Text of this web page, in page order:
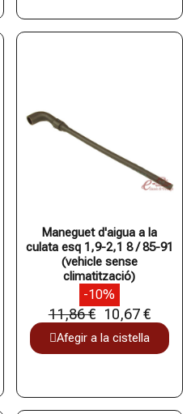
Maneguet d'aigua a la
culata esq 1,9-2,1 8 / 85-91
(vehicle sense
climatització)
-10%
11,86 € 10,67 €
Afegir a la cistella